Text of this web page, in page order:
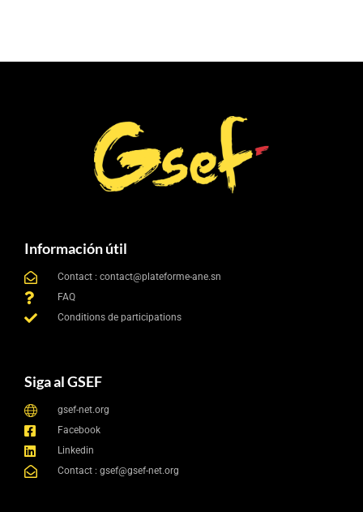
Siga al GSEF
gsef-net.org
Facebook
Linkedin
Contact : gsef@gsef-net.org
Información útil
Contact : contact@plateforme-ane.sn
FAQ
Conditions de participations